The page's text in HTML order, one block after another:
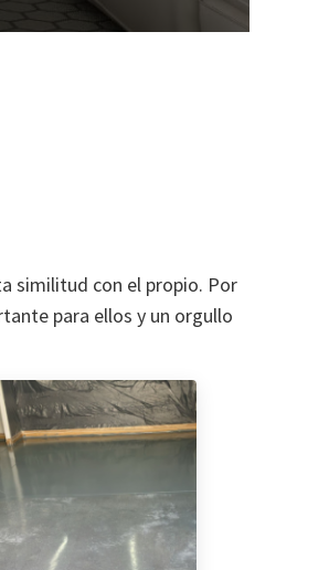
similitud con el propio. Por
para ellos y un orgullo